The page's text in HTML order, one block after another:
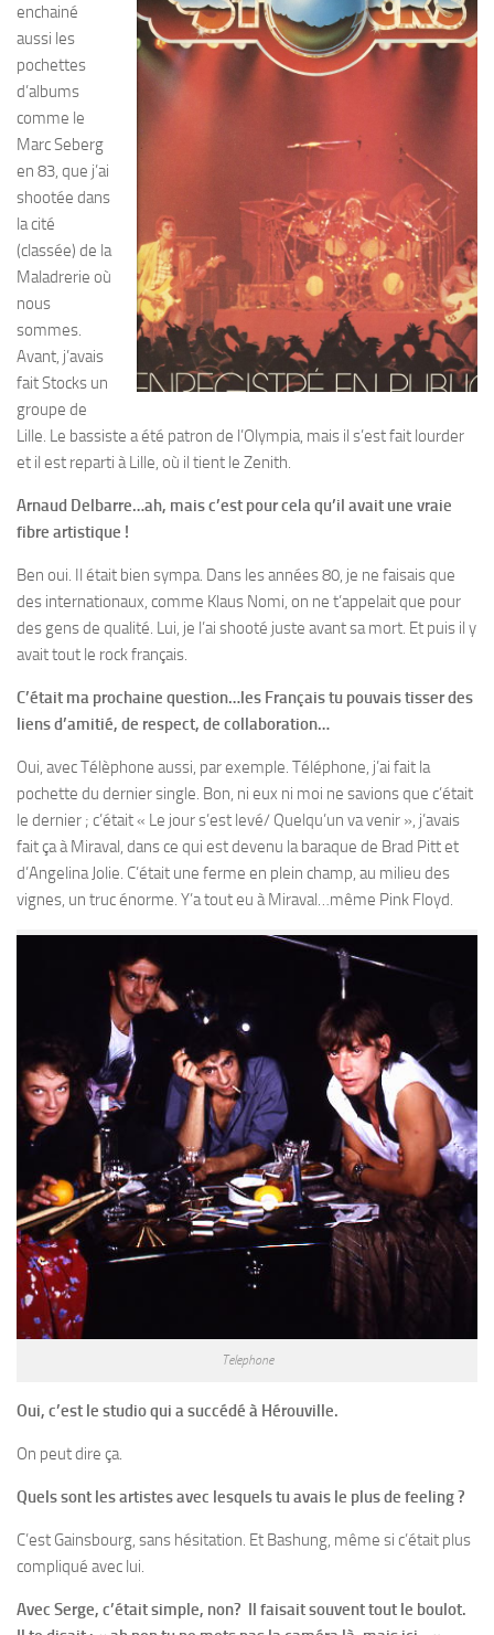
enchainé
aussi les
pochettes
d’albums
comme le
Marc Seberg
en 83, que j’ai
shootée dans
la cité
(classée) de la
Maladrerie où
nous
sommes.
Avant, j’avais
fait Stocks un
groupe de
Lille. Le bassiste a été patron de l’Olympia, mais il s’est fait lourder
et il est reparti à Lille, où il tient le Zenith.
Arnaud Delbarre…ah, mais c’est pour cela qu’il avait une vraie
fibre artistique !
Ben oui. Il était bien sympa. Dans les années 80, je ne faisais que
des internationaux, comme Klaus Nomi, on ne t’appelait que pour
des gens de qualité. Lui, je l’ai shooté juste avant sa mort. Et puis il y
avait tout le rock français.
C’était ma prochaine question…les Français tu pouvais tisser des
liens d’amitié, de respect, de collaboration…
Oui, avec Télèphone aussi, par exemple. Téléphone, j’ai fait la
pochette du dernier single. Bon, ni eux ni moi ne savions que c’était
le dernier ; c’était « Le jour s’est levé/ Quelqu’un va venir », j’avais
fait ça à Miraval, dans ce qui est devenu la baraque de Brad Pitt et
d’Angelina Jolie. C’était une ferme en plein champ, au milieu des
vignes, un truc énorme. Y’a tout eu à Miraval…même Pink Floyd.
Telephone
Oui, c’est le studio qui a succédé à Hérouville.
On peut dire ça.
Quels sont les artistes avec lesquels tu avais le plus de feeling ?
C’est Gainsbourg, sans hésitation. Et Bashung, même si c’était plus
compliqué avec lui.
Avec Serge, c’était simple, non? Il faisait souvent tout le boulot.